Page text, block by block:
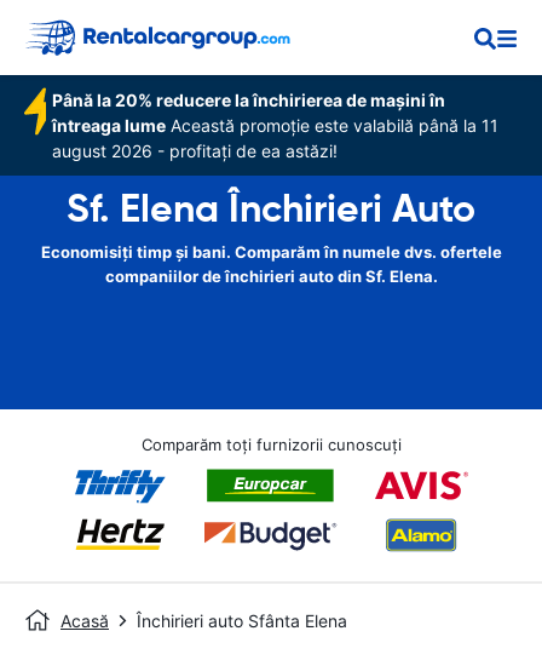
Până la 20% reducere la închirierea de mașini în
întreaga lume Această promoție este valabilă până la 11
august 2026 - profitați de ea astăzi!
Sf. Elena Închirieri Auto
Economisiți timp și bani. Comparăm în numele dvs. ofertele
companiilor de închirieri auto din Sf. Elena.
Comparăm toți furnizorii cunoscuți
Acasă Închirieri auto Sfânta Elena